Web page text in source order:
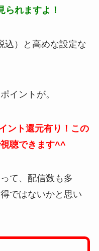
られますよ！
込）と高めな設定な
イントが。
ント還元有り！この
聴できます^^
て、配信数も多
ではないかと思い